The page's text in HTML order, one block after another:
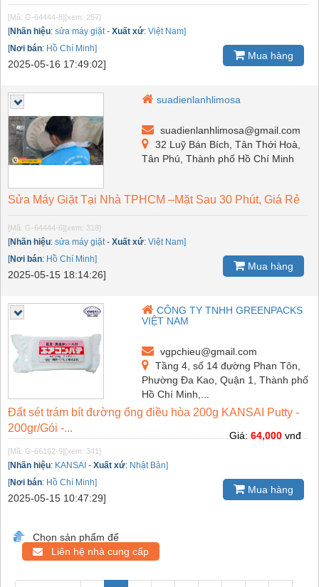
[Mã: G-64444-8][xem: 257]
[Nhãn hiệu: sửa máy giặt - Xuất xứ: Việt Nam]
[Nơi bán: Hồ Chí Minh]
2025-05-16 17:49:02]
Mua hàng
suadienlanhlimosa
suadienlanhlimosa@gmail.com
32 Luỹ Bán Bích, Tân Thới Hoà,
Tân Phú, Thành phố Hồ Chí Minh
Sửa Máy Giặt Tại Nhà TPHCM –Mặt Sau 30 Phút, Giá Rẻ
[Mã: G-64444-6][xem: 318]
[Nhãn hiệu: sửa máy giặt - Xuất xứ: Việt Nam]
[Nơi bán: Hồ Chí Minh]
2025-05-15 18:14:26]
Mua hàng
CÔNG TY TNHH GREENPACKS
VIỆT NAM
vgpchieu@gmail.com
Tầng 4, số 14 đường Phan Tôn,
Phường Đa Kao, Quận 1, Thành phố
Hồ Chí Minh,...
Đất sét trám bít đường ống điều hòa 200g KANSAI Putty -
200gr/Gói -...
[Mã: G-66162-9][xem: 341]
[Nhãn hiệu: KANSAI - Xuất xứ: Nhật Bản]
[Nơi bán: Hồ Chí Minh]
2025-05-15 10:47:29]
Giá: 64,000 vnđ
Mua hàng
Chọn sản phẩm để
Liên hệ nhà cung cấp